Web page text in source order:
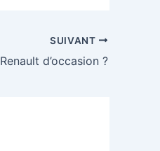
SUIVANT
d’occasion ?